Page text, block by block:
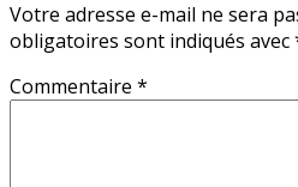
Votre adresse e-mail ne sera
obligatoires sont indiqués avec
Commentaire *